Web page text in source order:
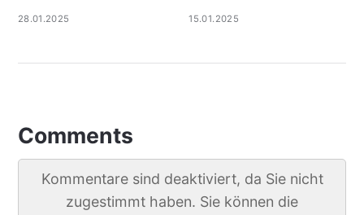
28.01.2025 15.01.2025
Comments
Kommentare sind deaktiviert, da Sie nicht
zugestimmt haben. Sie können die